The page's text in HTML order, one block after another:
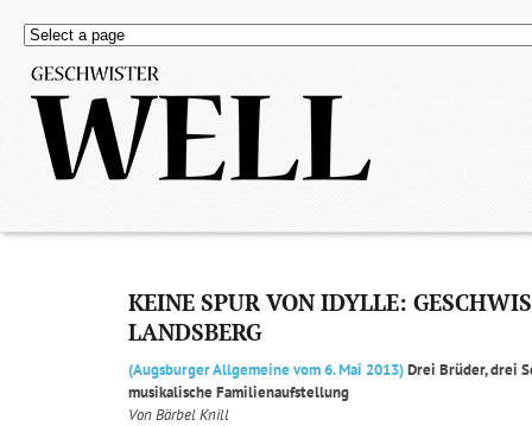
KEINE SPUR VON IDYLLE:
LANDSBERG
(Augsburger Allgemeine vom 6. Mai 2013)Drei Brüder, drei
musikalische Familienaufstellung
Von Bärbel Knill